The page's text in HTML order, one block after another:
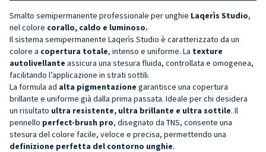
Smalto semipermanente professionale per unghie Laqerìs Studio,
nel colore corallo, caldo e luminoso.
Il sistema semipermanente Laqerìs Studio è caratterizzato da un
colore a copertura totale, intenso e uniforme. La texture
autolivellante assicura una stesura fluida, controllata e omogenea,
facilitando l’applicazione in strati sottili.
La formula ad alta pigmentazione garantisce una copertura
brillante e uniforme già dalla prima passata. Ideale per chi desidera
un risultato ultra resistente, ultra brillante e ultra sottile. Il
pennello perfect-brush pro, disegnato da TNS, consente una
stesura del colore facile, veloce e precisa, permettendo una
definizione perfetta del contorno unghie.